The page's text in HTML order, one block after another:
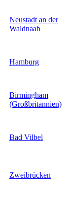
Neustadt an der
Waldnaab
Hamburg
Birmingham
(Großbritannien)
Bad Vilbel
Zweibrücken